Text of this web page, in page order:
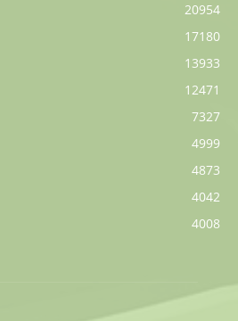
20954
17180
13933
12471
7327
4999
4873
4042
4008